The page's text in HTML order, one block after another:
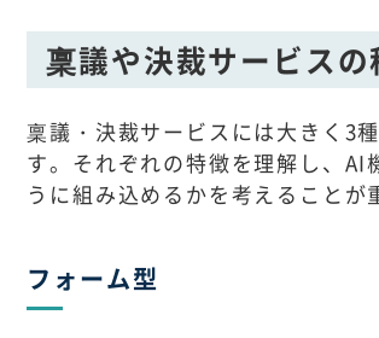
稟議や決裁サービスの
稟議・決裁サービスには大きく3
す。それぞれの特徴を理解し、AI
うに組み込めるかを考えることが
フォーム型